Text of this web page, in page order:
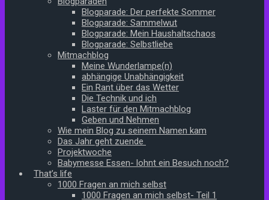
Blogparade: Der perfekte Sommer
Blogparade: Sammelwut
Blogparade: Mein Haushaltschaos
Blogparade: Selbstliebe
Mitmachblog
Meine Wunderlampe(n)
abhängige Unabhängigkeit
Ein Rant über das Wetter
Die Technik und ich
Laster für den Mitmachblog
Geben und Nehmen
Wie mein Blog zu seinem Namen kam
Das Jahr geht zuende
Projektwoche
Babymesse Essen- lohnt ein Besuch noch?
That’s life
1000 Fragen an mich selbst
1000 Fragen an mich selbst- Teil 1